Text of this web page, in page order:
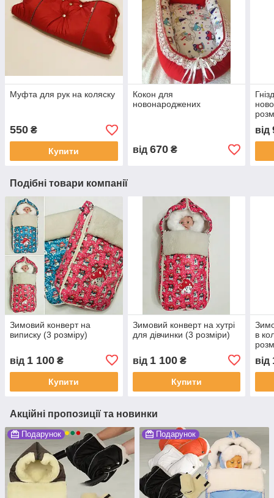
Муфта для рук на коляску
550 ₴
Купити
Кокон для
новонароджених
від 670₴
від
Подібні товари компанії
Зимовий конверт на
виписку (3 розміру)
від 1 100 ₴
Купити
Зимовий конверт на хутрі
для дівчинки (3 розміри)
від 1 100₴
Купити
в
від
Акційні пропозиції та новинки
Подарунок Подарунок